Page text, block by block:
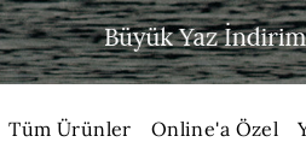
Tüm Ürünler Online'a Özel